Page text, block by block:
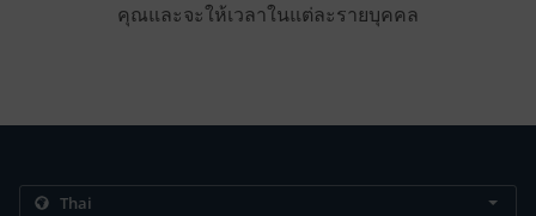
คุณและจะให้เวลาในแต่ละรายบุคคล